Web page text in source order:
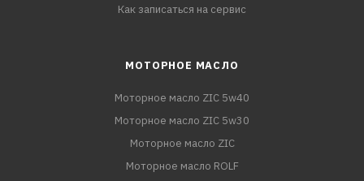
Как записаться на сервис
МОТОРНОЕ МАСЛО
Моторное масло ZIC 5w40
Моторное масло ZIC 5w30
Моторное масло ZIC
Моторное масло ROLF